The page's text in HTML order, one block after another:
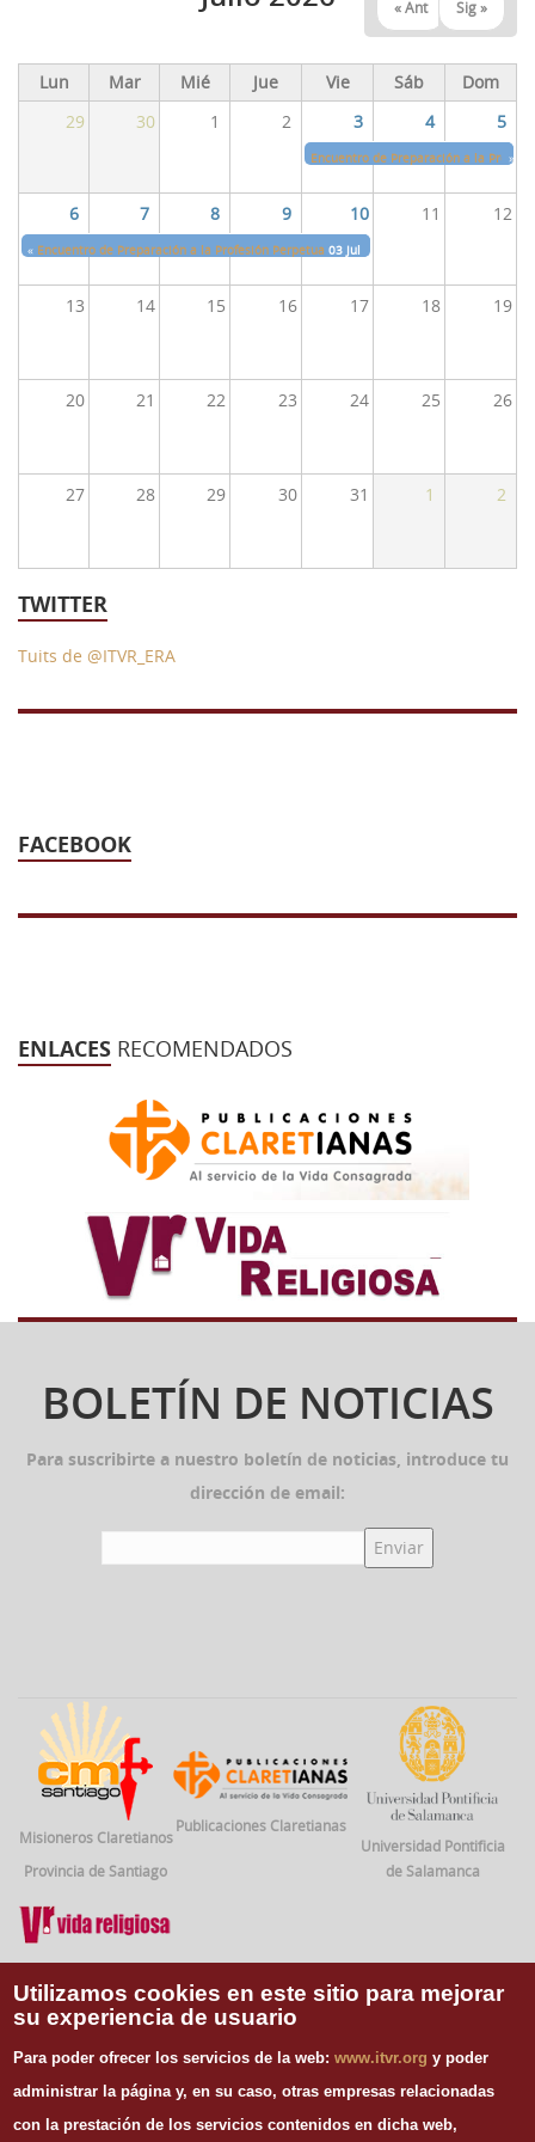
Estatutos
Biblioteca
Video presentación
Profesores
54ª Semana (2025)
53 Semana (2024)
51 Semana (2022)
47 Semana (2018)
45 Semana (2016)
43 Semana (2014)
42 Semana (2013)
41 Semana (2012)
40 Semana (2011)
Recursos
Biblioteca
Conferencias
Videos
Contacto
« Ant Sig »
Lun Mar Mié Jue Vie Sáb
Dom
29
30 1 2 3 4 5
Encuentro de Preparación a la »
6 7 8 9 10 11 12
« Encuentro de Preparación a la Profesión Perpetua 03 Julio
13 14 15 16 17 18 19
20 21 22 23 24 25 26
27 28 29 30 31 1 2
TWITTER
Tuits de @ITVR_ERA
FACEBOOK
ENLACES RECOMENDADOS
BOLETÍN DE NOTICIAS
Para suscribirte a nuestro boletín de noticias, introduce tu
dirección de email:
Misioneros Claretianos
Provincia de Santiago
Publicaciones Claretianas
Universidad Pontificia
de Salamanca
Vida Religiosa
Instituto Teológico de Vida Religiosa
Escuela Regina Apostolorum
Utilizamos cookies en este sitio para mejorar
su experiencia de usuario
Para poder ofrecer los servicios de la web:www.itvr.org y poder
administrar la página y, en su caso, otras empresas relacionadas
con la prestación de los servicios contenidos en dicha web,